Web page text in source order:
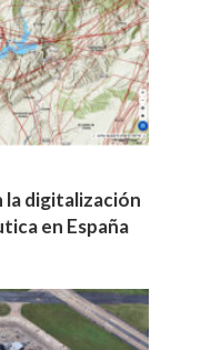
la digitalización
en España